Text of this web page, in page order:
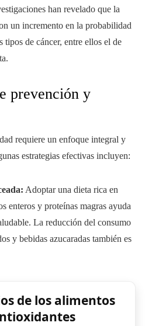
han revelado que la
un incremento en la probabilidad
tipos de cáncer, entre ellos el de
prevención y
requiere un enfoque integral y
estrategias efectivas incluyen:
Adoptar una dieta rica en
enteros y proteínas magras ayuda
La reducción del consumo
y bebidas azucaradas también es
de los alimentos